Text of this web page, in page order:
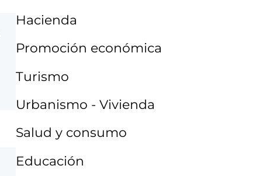
Hacienda
Promoción económica
Turismo
Urbanismo - Vivienda
Salud y consumo
Educación